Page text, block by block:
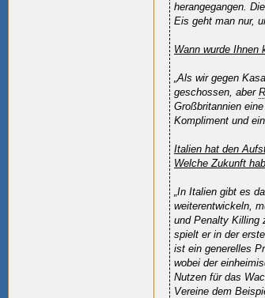
herangegangen.
Eis geht man nur,
Wann wurde Ihnen
„Als wir gegen
geschossen, aber
Großbritannien
Kompliment und
Italien hat den
Welche Zukunft
„In Italien gibt es
weiterentwickeln,
und Penalty Killing
spielt er in der
ist ein generelles
wobei der
Nutzen für das
Vereine dem